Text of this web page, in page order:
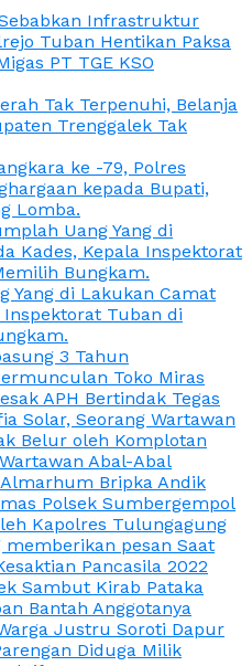
Infrastruktur
Tuban Hentikan Paksa
PT TGE KSO
Tak Terpenuhi, Belanja
Trenggalek Tak
ke -79, Polres
kepada Bupati,
Lomba.
Uang Yang di
Kades, Kepala Inspektorat
Bungkam.
Yang di Lakukan Camat
Inspektorat Tuban di
3 Tahun
Toko Miras
APH Bertindak Tegas
Solar, Seorang Wartawan
Belur oleh Komplotan
Abal-Abal
Bripka Andik
Polsek Sumbergempol
Kapolres Tulungagung
pesan Saat
Pancasila 2022
Sambut Kirab Pataka
Bantah Anggotanya
Justru Soroti Dapur
Diduga Milik